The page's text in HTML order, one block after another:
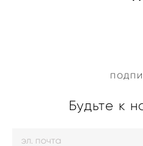
Будьте к